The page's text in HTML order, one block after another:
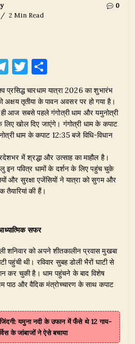
2 Min Read
0
T
el
e
g
ra
m
T
it
te
r
ar
e
प्रसिद्ध चारधाम यात्रा 2026 का शुभारंभ
तृतीया के पावन अवसर पर हो गया है।
आज सबसे पहले गंगोत्री धाम और यमुनोत्री
खोल दिए जाएंगे। गंगोत्री धाम के कपाट
धाम के कपाट 12:35 बजे विधि-विधान
में श्रद्धा और उत्साह का माहौल है।
इन पवित्र धामों के दर्शन के लिए पहुंच चुके
और सुरक्षा एजेंसियों ने यात्रा को सुगम और
तैयारियां की हैं।
सफर
शनिवार को अपने शीतकालीन प्रवास मुखबा
पहुंची थी। रविवार सुबह डोली भैरों घाटी से
कर चुकी है। धाम पहुंचने के बाद विशेष
पाठ और वैदिक मंत्रोच्चारण के साथ कपाट
यमुना नदी के उफान में फँसे थे 12 गाय-
के जांबाजों ने ऐसे बचाया